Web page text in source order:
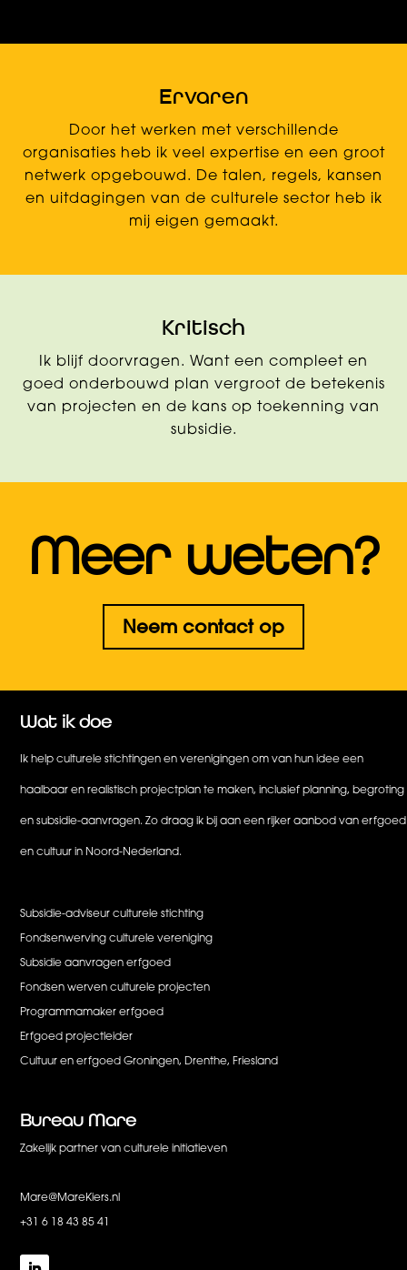
Ervaren
Door het werken met verschillende
organisaties heb ik veel expertise en een groot
netwerk opgebouwd. De talen, regels, kansen
en uitdagingen van de culturele sector heb ik
mij eigen gemaakt.
Kritisch
Ik blijf doorvragen. Want een compleet en
goed onderbouwd plan vergroot de betekenis
van projecten en de kans op toekenning van
subsidie.
Meer weten?
Neem contact op
Wat ik doe
Ik help culturele stichtingen en verenigingen om van hun idee een
haalbaar en realistisch projectplan te maken, inclusief planning, begroting
en subsidie-aanvragen. Zo draag ik bij aan een rijker aanbod van erfgoed
en cultuur in Noord-Nederland.
Subsidie-adviseur culturele stichting
Fondsenwerving culturele vereniging
Subsidie aanvragen erfgoed
Fondsen werven culturele projecten
Programmamaker erfgoed
Erfgoed projectleider
Cultuur en erfgoed Groningen, Drenthe, Friesland
Bureau Mare
Zakelijk partner van culturele initiatieven
Mare@MareKiers.nl
+31 6 18 43 85 41